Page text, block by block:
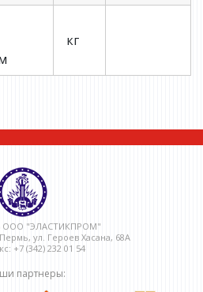
кг
ООО "ЭЛАСТИКПРОМ"
ул. Героев Хасана, 68А
+7 (342) 232 01 54
партнеры: